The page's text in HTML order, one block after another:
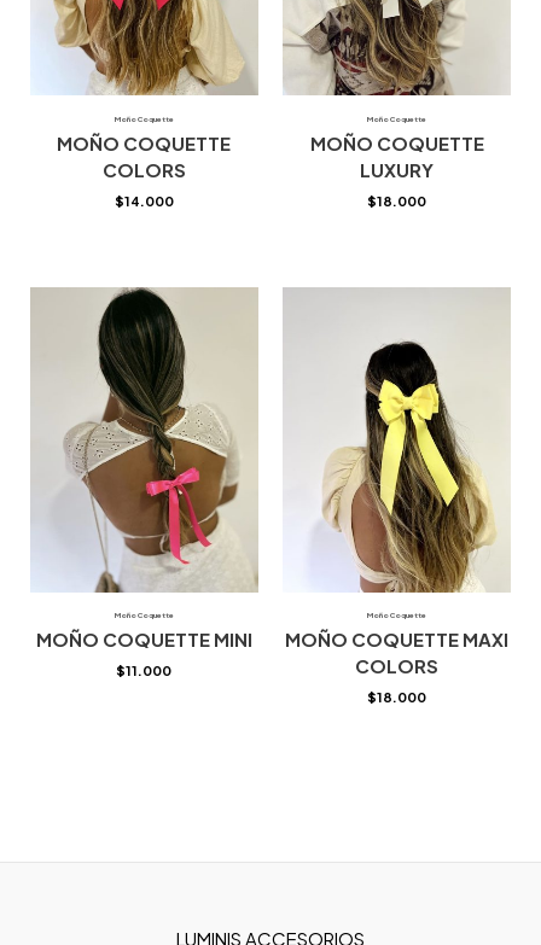
Moño Coquette
MOÑO COQUETTE
COLORS
$14.000
Moño Coquette
MOÑO COQUETTE
LUXURY
$18.000
Moño Coquette
MOÑO COQUETTE MINI
$11.000
Moño Coquette
MOÑO COQUETTE MAXI
COLORS
$18.000
LUMINIS ACCESORIOS